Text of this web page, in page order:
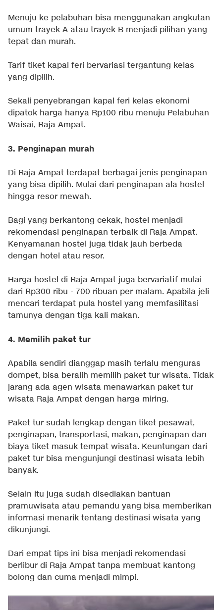
Menuju ke pelabuhan bisa menggunakan angkutan
umum trayek A atau trayek B menjadi pilihan yang
tepat dan murah.
Tarif tiket kapal feri bervariasi tergantung kelas
yang dipilih.
Sekali penyebrangan kapal feri kelas ekonomi
dipatok harga hanya Rp100 ribu menuju Pelabuhan
Waisai, Raja Ampat.
3. Penginapan murah
Di Raja Ampat terdapat berbagai jenis penginapan
yang bisa dipilih. Mulai dari penginapan ala hostel
hingga resor mewah.
Bagi yang berkantong cekak, hostel menjadi
rekomendasi penginapan terbaik di Raja Ampat.
Kenyamanan hostel juga tidak jauh berbeda
dengan hotel atau resor.
Harga hostel di Raja Ampat juga bervariatif mulai
dari Rp300 ribu - 700 ribuan per malam. Apabila jeli
mencari terdapat pula hostel yang memfasilitasi
tamunya dengan tiga kali makan.
4. Memilih paket tur
Apabila sendiri dianggap masih terlalu menguras
dompet, bisa beralih memilih paket tur wisata. Tidak
jarang ada agen wisata menawarkan paket tur
wisata Raja Ampat dengan harga miring.
Paket tur sudah lengkap dengan tiket pesawat,
penginapan, transportasi, makan, penginapan dan
biaya tiket masuk tempat wisata. Keuntungan dari
paket tur bisa mengunjungi destinasi wisata lebih
banyak.
Selain itu juga sudah disediakan bantuan
pramuwisata atau pemandu yang bisa memberikan
informasi menarik tentang destinasi wisata yang
dikunjungi.
Dari empat tips ini bisa menjadi rekomendasi
berlibur di Raja Ampat tanpa membuat kantong
bolong dan cuma menjadi mimpi.